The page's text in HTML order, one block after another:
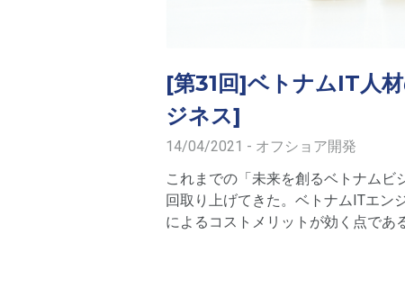
[第31回]ベトナムIT人
ジネス]
14/04/2021 - オフショア開発
これまでの「未来を創るベトナムビ
回取り上げてきた。ベトナムITエン
によるコストメリットが効く点であ